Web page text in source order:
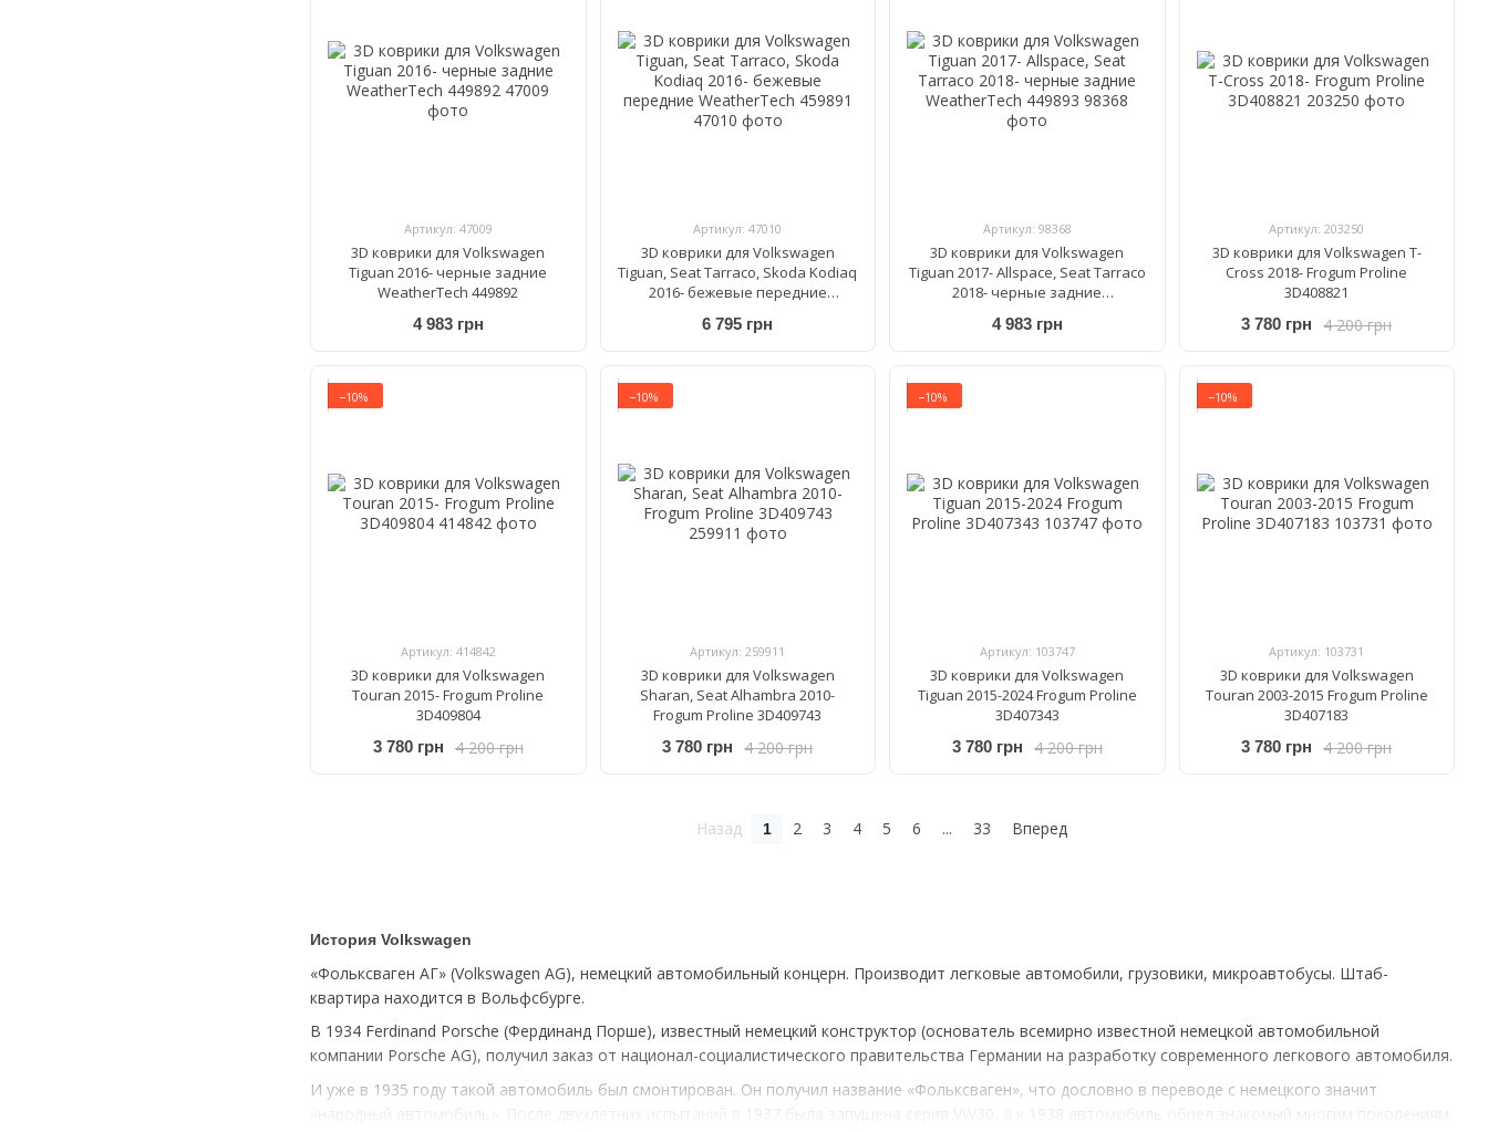
Артикул: 47009
3D коврики для Volkswagen
Tiguan 2016- черные задние
WeatherTech 449892
4 983 грн
Артикул: 47010
3D коврики для Volkswagen
Tiguan, Seat Tarraco, Skoda Kodiaq
2016- бежевые передние
6 795 грн
Артикул: 98368
3D коврики для Volkswagen
Tiguan 2017- Allspace, Seat Tarraco
2018- черные задние
4 983 грн
Артикул: 203250
3D коврики для Volkswagen T-
Cross 2018- Frogum Proline
3D408821
4 200 грн
3 780 грн
−10%
Артикул: 414842
3D коврики для Volkswagen
Touran 2015- Frogum Proline
3D409804
4 200 грн
3 780 грн
−10%
Артикул: 259911
3D коврики для Volkswagen
Sharan, Seat Alhambra 2010-
Frogum Proline 3D409743
4 200 грн
3 780 грн
−10%
Артикул: 103747
3D коврики для Volkswagen
Tiguan 2015-2024 Frogum Proline
3D407343
4 200 грн
3 780 грн
−10%
Артикул: 103731
3D коврики для Volkswagen
Touran 2003-2015 Frogum Proline
3D407183
4 200 грн
3 780 грн
Назад 1 2 3 4 5 6 ... 33 Вперед
История Volkswagen
«Фольксваген АГ» (Volkswagen AG), немецкий автомобильный концерн. Производит легковые автомобили, грузовики, микроавтобусы. Штаб-
квартира находится в Вольфсбурге.
В 1934 Ferdinand Porsche (Фердинанд Порше), известный немецкий конструктор (основатель всемирно известной немецкой автомобильной
компании Porsche AG), получил заказ от национал-социалистического правительства Германии на разработку современного легкового автомобиля.
И уже в 1935 году такой автомобиль был смонтирован. Он получил название «Фольксваген», что дословно в переводе с немецкого значит